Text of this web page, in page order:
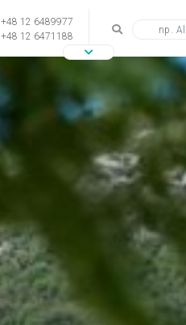
+48 12 6489977
+48 12 6471188